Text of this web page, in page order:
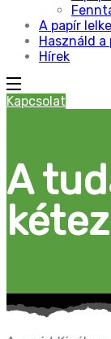
A papír lelke
Használd a
Hírek
Kapcsolat
A